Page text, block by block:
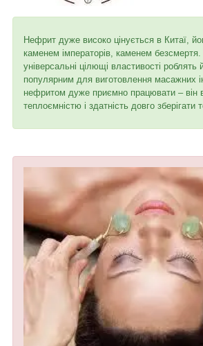
Нефрит дуже високо цінується в Китаї,
каменем імператорів, каменем
універсальні цілющі властивості роблять
популярним для виготовлення масажних
нефритом дуже приємно працювати – він
теплоємністю і здатність довго зберігати